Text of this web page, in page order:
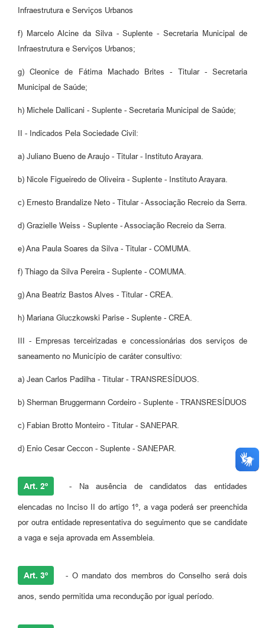
Infraestrutura e Serviços Urbanos
f) Marcelo Alcine da Silva - Suplente - Secretaria Municipal de
Infraestrutura e Serviços Urbanos;
g) Cleonice de Fátima Machado Brites - Titular - Secretaria
Municipal de Saúde;
h) Michele Dallicani - Suplente - Secretaria Municipal de Saúde;
II - Indicados Pela Sociedade Civil:
a) Juliano Bueno de Araujo - Titular - Instituto Arayara.
b) Nicole Figueiredo de Oliveira - Suplente - Instituto Arayara.
c) Ernesto Brandalize Neto - Titular - Associação Recreio da Serra.
d) Grazielle Weiss - Suplente - Associação Recreio da Serra.
e) Ana Paula Soares da Silva - Titular - COMUMA.
f) Thiago da Silva Pereira - Suplente - COMUMA.
g) Ana Beatriz Bastos Alves - Titular - CREA.
h) Mariana Gluczkowski Parise - Suplente - CREA.
III - Empresas terceirizadas e concessionárias dos serviços de
saneamento no Município de caráter consultivo:
a) Jean Carlos Padilha - Titular - TRANSRESÍDUOS.
b) Sherman Bruggermann Cordeiro - Suplente - TRANSRESÍDUOS
c) Fabian Brotto Monteiro - Titular - SANEPAR.
d) Enio Cesar Ceccon - Suplente - SANEPAR.
Art. 2º - Na ausência de candidatos das entidades
elencadas no Inciso II do artigo 1º, a vaga poderá ser preenchida
por outra entidade representativa do seguimento que se candidate
a vaga e seja aprovada em Assembleia.
Art. 3º - O mandato dos membros do Conselho será dois
anos, sendo permitida uma recondução por igual período.